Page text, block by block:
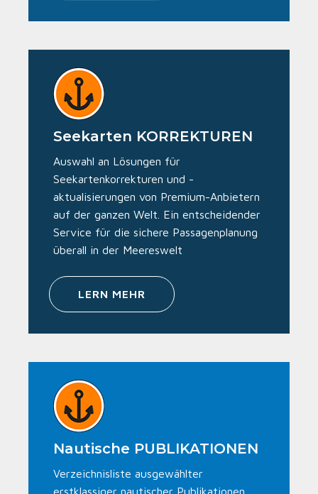
Seekarten KORREKTUREN
Auswahl an Lösungen für
Seekartenkorrekturen und -
aktualisierungen von Premium-Anbietern
auf der ganzen Welt. Ein entscheidender
Service für die sichere Passagenplanung
überall in der Meereswelt
LERN MEHR
Nautische PUBLIKATIONEN
Verzeichnisliste ausgewählter
erstklassiger nautischer Publikationen,